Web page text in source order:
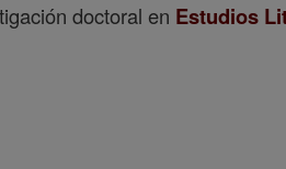
doctoral en Estudios